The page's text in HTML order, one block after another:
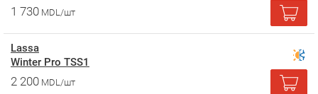
1 730 MDL/шт
Lassa
Winter Pro TSS1
2 200 MDL/шт